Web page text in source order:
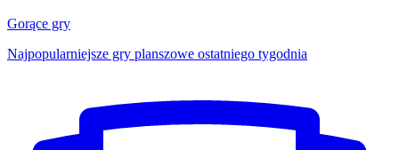
Gorące gry
Najpopularniejsze gry planszowe ostatniego tygodnia